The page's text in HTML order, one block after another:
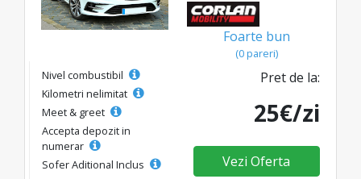
Foarte bun
(0 pareri)
Nivel combustibil
Kilometri nelimitat
Meet & greet
Accepta depozit in
numerar
Sofer Aditional Inclus
Pret de la:
25€/zi
Vezi Oferta